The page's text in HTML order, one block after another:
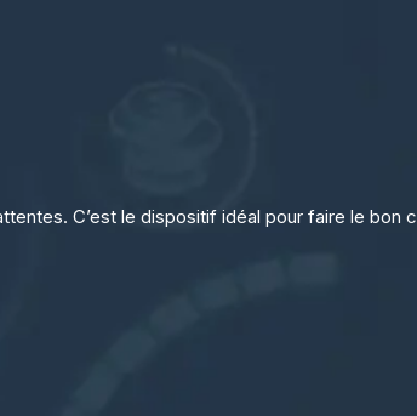
C’est le dispositif idéal pour faire le bon